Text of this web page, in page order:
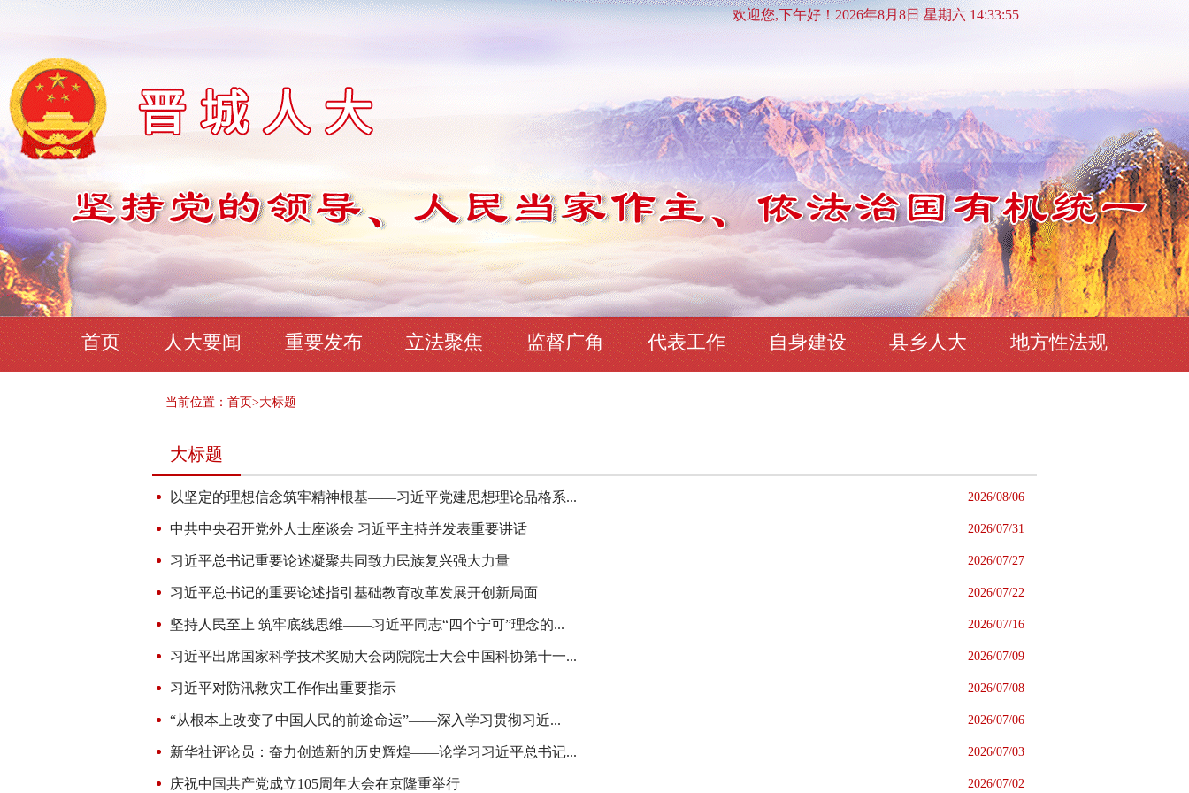
欢迎您,下午好！2026年8月8日 星期六 14:33:56
首页 人大要闻 重要发布 立法聚焦 监督广角 代表工作 自身建设 县乡人大 地方性法规
当前位置： 首页>大标题
大标题
以坚定的理想信念筑牢精神根基——习近平党建思想理论品格系... 2026/08/06
中共中央召开党外人士座谈会 习近平主持并发表重要讲话 2026/07/31
习近平总书记重要论述凝聚共同致力民族复兴强大力量 2026/07/27
习近平总书记的重要论述指引基础教育改革发展开创新局面 2026/07/22
坚持人民至上 筑牢底线思维——习近平同志“四个宁可”理念的... 2026/07/16
习近平出席国家科学技术奖励大会两院院士大会中国科协第十一... 2026/07/09
习近平对防汛救灾工作作出重要指示 2026/07/08
“从根本上改变了中国人民的前途命运”——深入学习贯彻习近... 2026/07/06
新华社评论员：奋力创造新的历史辉煌——论学习习近平总书记... 2026/07/03
庆祝中国共产党成立105周年大会在京隆重举行 2026/07/02